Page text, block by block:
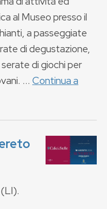
al Museo presso il
a passeggiate
di degustazione,
di giochi per
... Continua a
(LI).